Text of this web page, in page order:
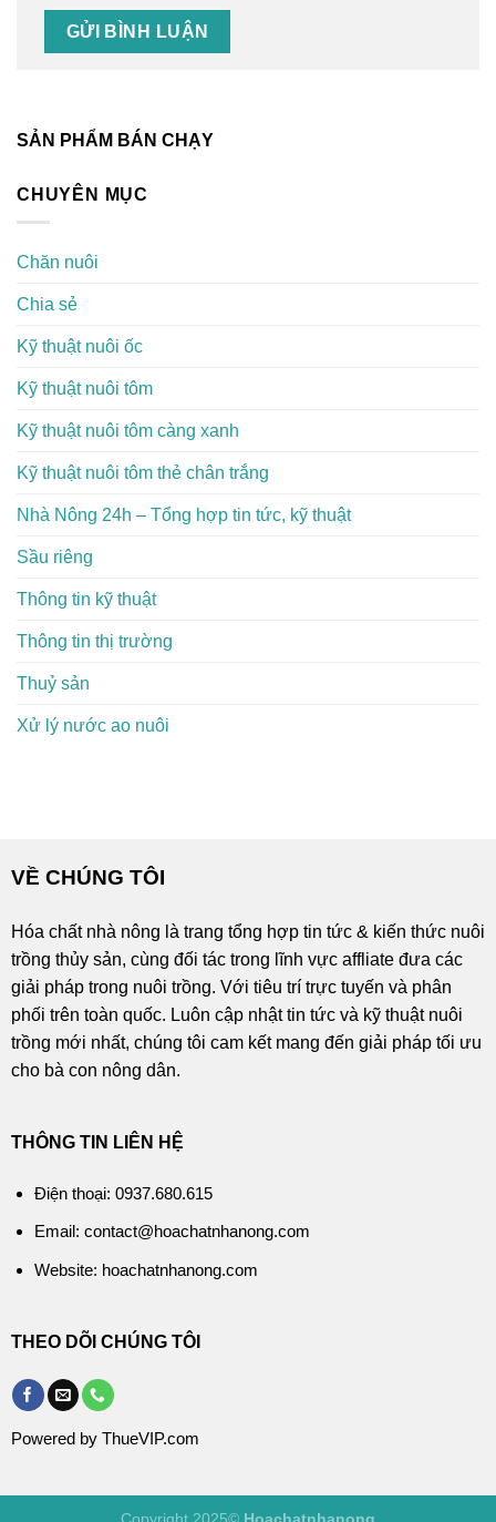
SẢN PHẨM BÁN CHẠY
CHUYÊN MỤC
Chăn nuôi
Chia sẻ
Kỹ thuật nuôi ốc
Kỹ thuật nuôi tôm
Kỹ thuật nuôi tôm càng xanh
Kỹ thuật nuôi tôm thẻ chân trắng
Nhà Nông 24h – Tổng hợp tin tức, kỹ thuật
Sầu riêng
Thông tin kỹ thuật
Thông tin thị trường
Thuỷ sản
Xử lý nước ao nuôi
VỀ CHÚNG TÔI
Hóa chất nhà nông là trang tổng hợp tin tức & kiến thức nuôi
trồng thủy sản, cùng đối tác trong lĩnh vực affliate đưa các
giải pháp trong nuôi trồng. Với tiêu trí trực tuyến và phân
phối trên toàn quốc. Luôn cập nhật tin tức và kỹ thuật nuôi
trồng mới nhất, chúng tôi cam kết mang đến giải pháp tối ưu
cho bà con nông dân.
THÔNG TIN LIÊN HỆ
Điện thoại: 0937.680.615
Email: contact@hoachatnhanong.com
Website: hoachatnhanong.com
THEO DÕI CHÚNG TÔI
Powered by ThueVIP.com